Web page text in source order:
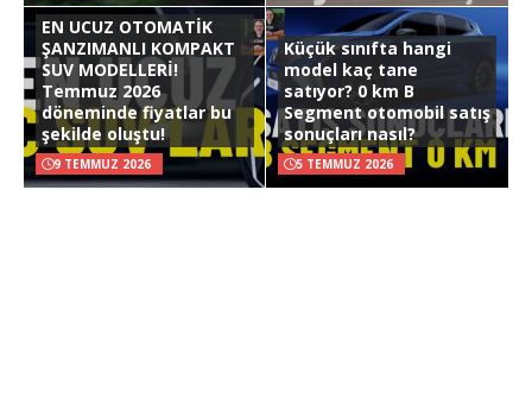
EN UCUZ OTOMATİK
ŞANZIMANLI KOMPAKT
SUV MODELLERİ!
Temmuz 2026
döneminde fiyatlar bu
şekilde oluştu!
9 TEMMUZ 2026
Küçük sınıfta hangi
model kaç tane
satıyor? 0 km B
Segment otomobil satış
sonuçları nasıl?
5 TEMMUZ 2026